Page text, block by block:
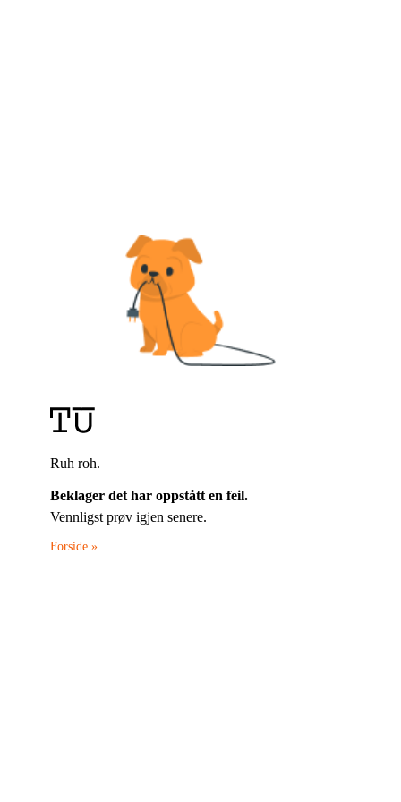
Ruh roh.
Beklager det har oppstått en feil.
Vennligst prøv igjen senere.
Forside »